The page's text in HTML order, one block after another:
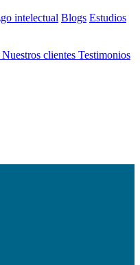
intelectual Blogs Estudios
Nuestros clientes Testimonios